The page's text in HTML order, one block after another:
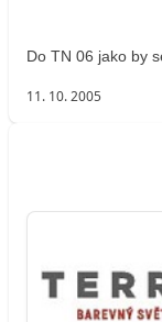
Do TN 06 jako by
11. 10. 2005